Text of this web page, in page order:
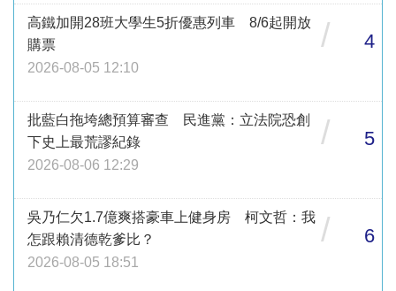
高鐵加開28班大學生5折優惠列車 8/6起開放
購票
2026-08-05 12:10
/ 4
批藍白拖垮總預算審查 民進黨：立法院恐創
下史上最荒謬紀錄
2026-08-06 12:29
/ 5
吳乃仁欠1.7億爽搭豪車上健身房 柯文哲：我
怎跟賴清德乾爹比？
2026-08-05 18:51
/ 6